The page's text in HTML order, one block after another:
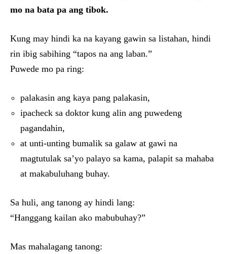
mo na bata pa ang tibok.
Kung may hindi ka na kayang gawin sa listahan, hindi
rin ibig sabihing “tapos na ang laban.”
Puwede mo pa ring:
palakasin ang kaya pang palakasin,
ipacheck sa doktor kung alin ang puwedeng
pagandahin,
at unti-unting bumalik sa galaw at gawi na
magtutulak sa’yo palayo sa kama, palapit sa mahaba
at makabuluhang buhay.
Sa huli, ang tanong ay hindi lang:
“Hanggang kailan ako mabubuhay?”
Mas mahalagang tanong: